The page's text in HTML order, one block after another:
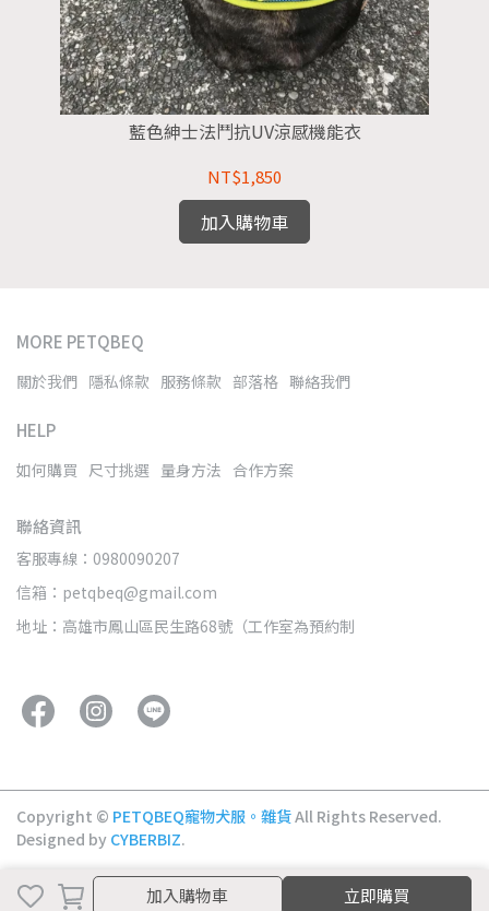
加入購物車
加入購物車 立即購買
藍色紳士法鬥抗UV涼感機能衣
NT$1,850
加入購物車
MORE PETQBEQ
關於我們 隱私條款 服務條款 部落格 聯絡我們
HELP
如何購買 尺寸挑選 量身方法 合作方案
聯絡資訊
客服專線：0980090207
信箱：petqbeq@gmail.com
地址：高雄市鳳山區民生路68號（工作室為預約制
Copyright © PETQBEQ寵物犬服。雜貨All Rights Reserved.
Designed by CYBERBIZ.